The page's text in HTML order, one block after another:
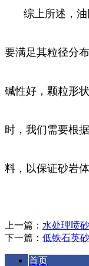
综上所述，
要满足其粒径分
碱性好，颗粒形
时，我们需要根
料，以保证砂岩
上一篇： 水处理喷
下一篇： 低铁石英
首页